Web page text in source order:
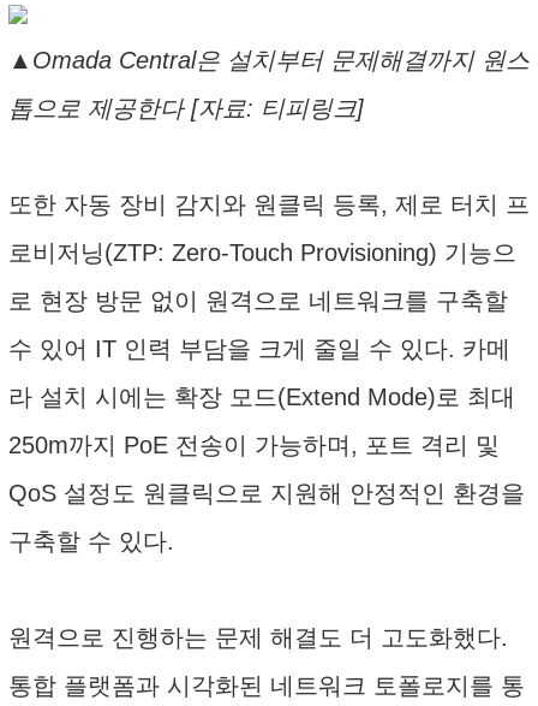
▲Omada Central은 설치부터 문제해결까지 원스
톱으로 제공한다 [자료: 티피링크]
또한 자동 장비 감지와 원클릭 등록, 제로 터치 프
로비저닝(ZTP: Zero-Touch Provisioning) 기능으
로 현장 방문 없이 원격으로 네트워크를 구축할
수 있어 IT 인력 부담을 크게 줄일 수 있다. 카메
라 설치 시에는 확장 모드(Extend Mode)로 최대
250m까지 PoE 전송이 가능하며, 포트 격리 및
QoS 설정도 원클릭으로 지원해 안정적인 환경을
구축할 수 있다.
원격으로 진행하는 문제 해결도 더 고도화했다.
통합 플랫폼과 시각화된 네트워크 토폴로지를 통